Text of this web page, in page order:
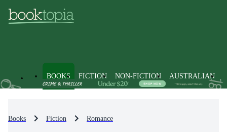
BOOKS FICTION NON-FICTION AUSTRALIAN
Books Fiction Romance